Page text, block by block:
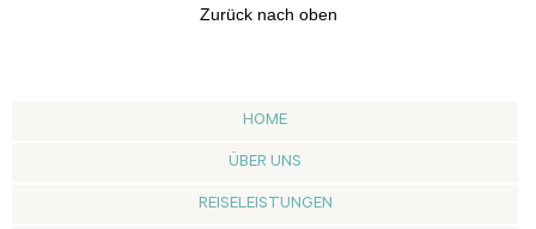
Zurück nach oben
HOME
ÜBER UNS
REISELEISTUNGEN